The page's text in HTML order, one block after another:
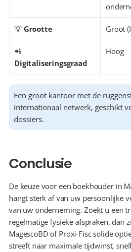
💡 Grootte Groot
Digitaliseringsgraad
Hoog
Een groot kantoor met de
internationaal netwerk, geschikt
dossiers.
Conclusie
De keuze voor een boekhouder in
hangt sterk af van uw persoonlijke
van uw onderneming. Zoekt u een
regelmatige fysieke afspraken, dan
MagescoBD of Proxi-Fisc solide
streeft naar maximale tijdwinst,